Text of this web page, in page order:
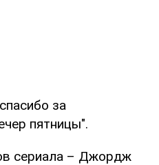
за
пятницы".
сериала – Джордж